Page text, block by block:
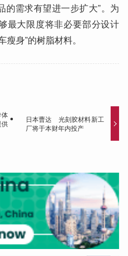
的需求有望进一步扩大”。为
最大限度将非必要部分设计
身”的树脂材料。
日本曹达 光刻胶材料新工
厂将于本财年内投产